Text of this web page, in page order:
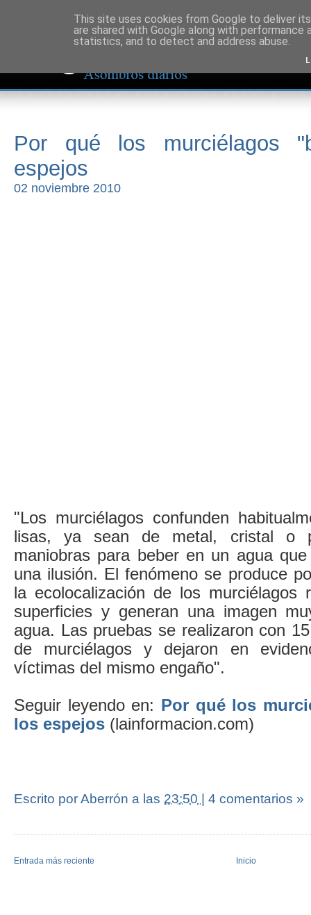
Por qué los murciélagos
espejos
02 noviembre 2010
"Los murciélagos confunden
lisas, ya sean de metal, cristal o
maniobras para beber en un agua
una ilusión. El fenómeno se produce
la ecolocalización de los murciélagos
superficies y generan una imagen
agua. Las pruebas se realizaron con
de murciélagos y dejaron en
víctimas del mismo engaño".
Seguir leyendo en: Por qué los
los espejos (lainformacion.com)
Escrito por Aberrón a las 23:50 | 4 comentarios »
Entrada más reciente Inicio
This site uses cookies from Google to deliver
are shared with Google along with
statistics, and to detect and address abuse.